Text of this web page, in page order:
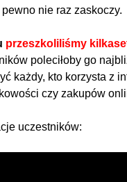
nie raz zaskoczy.
przeszkoliliśmy
poleciłoby go
każdy, kto korzysta z
czy zakupów
uczestników: